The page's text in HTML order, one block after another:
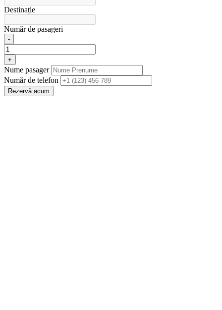
Destinație
Număr de pasageri
-
+
Nume pasager
Număr de telefon
Rezervă acum